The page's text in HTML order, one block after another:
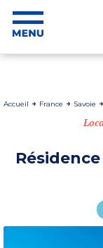
Accueil France Savoie